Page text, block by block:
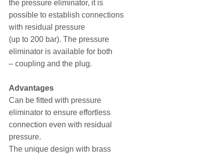
the pressure eliminator, it is
possible to establish connections
with residual pressure
(up to 200 bar). The pressure
eliminator is available for both
– coupling and the plug.
Advantages
Can be fitted with pressure
eliminator to ensure effortless
connection even with residual
pressure.
The unique design with brass